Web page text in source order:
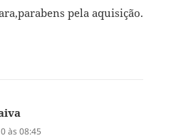
pela aquisição.
às 08:45